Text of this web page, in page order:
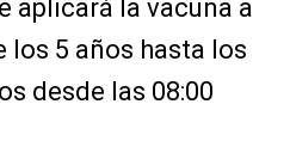
aplicará la vacuna a
los 5 años hasta los
desde las 08:00